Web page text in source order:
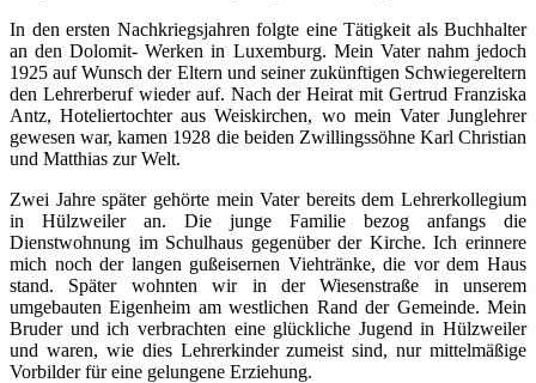
In den ersten Nachkriegsjahren folgte eine Tätigkeit als Buchhalter
an den Dolomit- Werken in Luxemburg. Mein Vater nahm jedoch
1925 auf Wunsch der Eltern und seiner zukünftigen Schwiegereltern
den Lehrerberuf wieder auf. Nach der Heirat mit Gertrud Franziska
Antz, Hoteliertochter aus Weiskirchen, wo mein Vater Junglehrer
gewesen war, kamen 1928 die beiden Zwillingssöhne Karl Christian
und Matthias zur Welt.
Zwei Jahre später gehörte mein Vater bereits dem Lehrerkollegium
in Hülzweiler an. Die junge Familie bezog anfangs die
Dienstwohnung im Schulhaus gegenüber der Kirche. Ich erinnere
mich noch der langen gußeisernen Viehtränke, die vor dem Haus
stand. Später wohnten wir in der Wiesenstraße in unserem
umgebauten Eigenheim am westlichen Rand der Gemeinde. Mein
Bruder und ich verbrachten eine glückliche Jugend in Hülzweiler
und waren, wie dies Lehrerkinder zumeist sind, nur mittelmäßige
Vorbilder für eine gelungene Erziehung.